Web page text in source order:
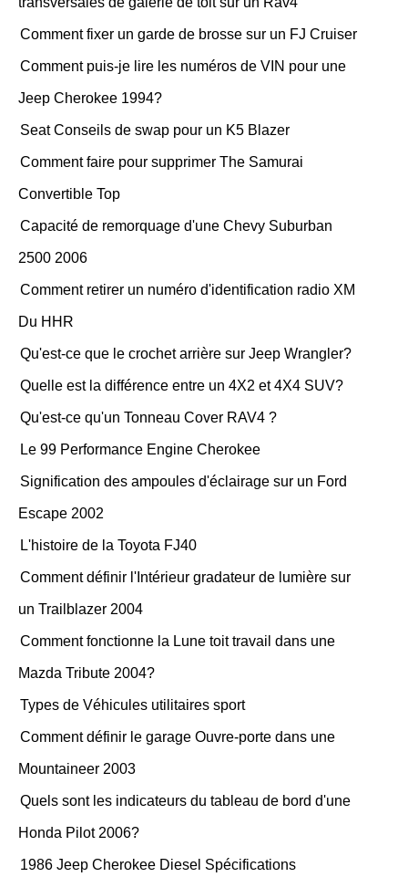
Comment fixer un garde de brosse sur un FJ Cruiser
Comment puis-je lire les numéros de VIN pour une
Jeep Cherokee 1994?
Seat Conseils de swap pour un K5 Blazer
Comment faire pour supprimer The Samurai
Convertible Top
Capacité de remorquage d'une Chevy Suburban
2500 2006
Comment retirer un numéro d'identification radio XM
Du HHR
Qu'est-ce que le crochet arrière sur Jeep Wrangler?
Quelle est la différence entre un 4X2 et 4X4 SUV?
Qu'est-ce qu'un Tonneau Cover RAV4 ?
Le 99 Performance Engine Cherokee
Signification des ampoules d'éclairage sur un Ford
Escape 2002
L'histoire de la Toyota FJ40
Comment définir l'Intérieur gradateur de lumière sur
un Trailblazer 2004
Comment fonctionne la Lune toit travail dans une
Mazda Tribute 2004?
Types de Véhicules utilitaires sport
Comment définir le garage Ouvre-porte dans une
Mountaineer 2003
Quels sont les indicateurs du tableau de bord d'une
Honda Pilot 2006?
1986 Jeep Cherokee Diesel Spécifications